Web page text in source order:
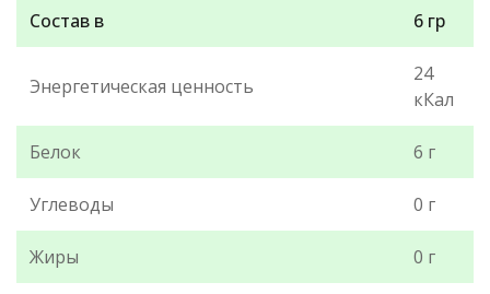
Состав в 6 гр
Энергетическая ценность
24
кКал
Белок 6 г
Углеводы 0 г
Жиры 0 г